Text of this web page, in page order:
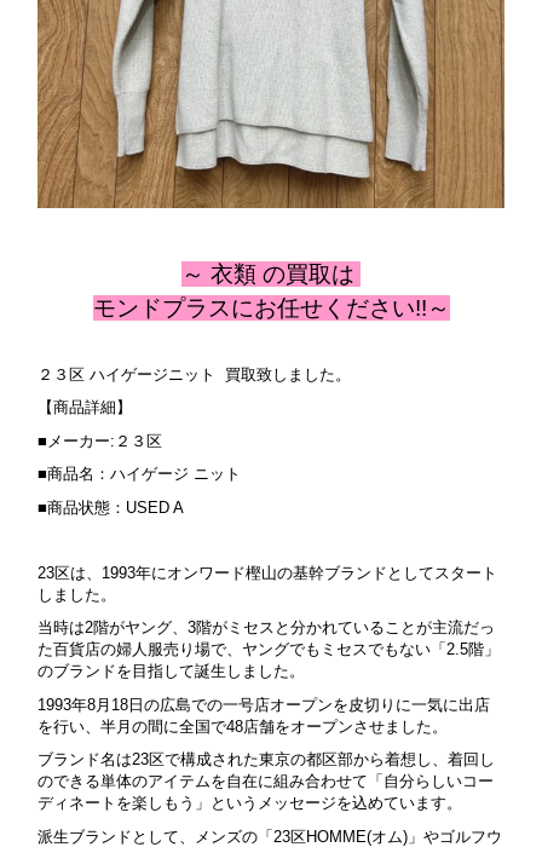
～ 衣類 の買取は
モンドプラスにお任せください!!～
２３区 ハイゲージニット 買取致しました。
【商品詳細】
■メーカー:２３区
■商品名：ハイゲージ ニット
■商品状態：USED A
23区は、1993年にオンワード樫山の基幹ブランドとしてスタート
しました。
当時は2階がヤング、3階がミセスと分かれていることが主流だっ
た百貨店の婦人服売り場で、ヤングでもミセスでもない「2.5階」
のブランドを目指して誕生しました。
1993年8月18日の広島での一号店オープンを皮切りに一気に出店
を行い、半月の間に全国で48店舗をオープンさせました。
ブランド名は23区で構成された東京の都区部から着想し、着回し
のできる単体のアイテムを自在に組み合わせて「自分らしいコー
ディネートを楽しもう」というメッセージを込めています。
派生ブランドとして、メンズの「23区HOMME(オム)」やゴルフウ